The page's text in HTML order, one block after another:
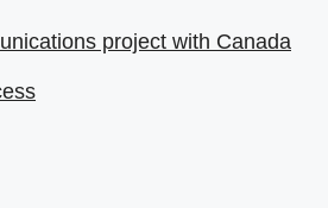
project with Canada